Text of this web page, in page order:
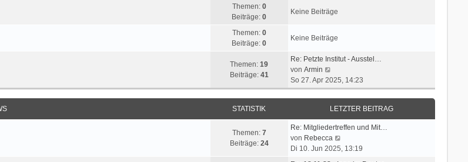
i
a
r
e
t
a
g
e
e
B
e
i
g
Themen: 0
Beiträge:0
Keine Beiträge
Themen: 0
Beiträge:0
Keine Beiträge
Themen:19
Beiträge: 41
Re: Petzte Institut - Ausstel…
von Armin
e
u
e
s
t
e
r
B
So 27. Apr 2025, 14:23
STATISTIK LETZTER BEITRAG
Themen: 7
Beiträge: 24
Re: Mitgliedertreffen und Mit…
von Rebecca
e
Di 10. Jun 2025, 13:19